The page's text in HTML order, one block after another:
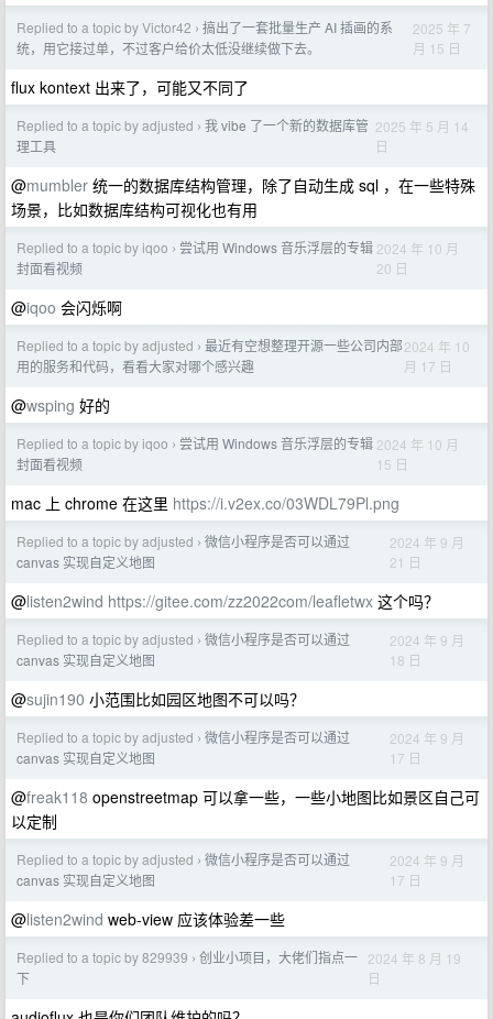
Replied to a topic by Victor42 › 搞出了一套批量生产 AI 插画的系
统，用它接过单，不过客户给价太低没继续做下去。
2025 年 7
月 15 日
flux kontext 出来了，可能又不同了
Replied to a topic by adjusted › 我 vibe 了一个新的数据库管
理工具
2025 年 5 月 14
日
@mumbler 统一的数据库结构管理，除了自动生成 sql ，在一些特殊
场景，比如数据库结构可视化也有用
Replied to a topic by iqoo › 尝试用 Windows 音乐浮层的专辑
封面看视频
2024 年 10 月
20 日
@iqoo 会闪烁啊
Replied to a topic by adjusted › 最近有空想整理开源一些公司内部
用的服务和代码，看看大家对哪个感兴趣
2024 年 10
月 17 日
@wsping 好的
Replied to a topic by iqoo › 尝试用 Windows 音乐浮层的专辑
封面看视频
2024 年 10 月
15 日
mac 上 chrome 在这里 https://i.v2ex.co/03WDL79Pl.png
Replied to a topic by adjusted › 微信小程序是否可以通过
canvas 实现自定义地图
2024 年 9 月
21 日
@listen2wind https://gitee.com/zz2022com/leafletwx 这个吗？
Replied to a topic by adjusted › 微信小程序是否可以通过
canvas 实现自定义地图
2024 年 9 月
18 日
@sujin190 小范围比如园区地图不可以吗？
Replied to a topic by adjusted › 微信小程序是否可以通过
canvas 实现自定义地图
2024 年 9 月
17 日
@freak118 openstreetmap 可以拿一些，一些小地图比如景区自己可
以定制
Replied to a topic by adjusted › 微信小程序是否可以通过
canvas 实现自定义地图
2024 年 9 月
17 日
@listen2wind web-view 应该体验差一些
Replied to a topic by 829939 › 创业小项目，大佬们指点一
下
2024 年 8 月 19
日